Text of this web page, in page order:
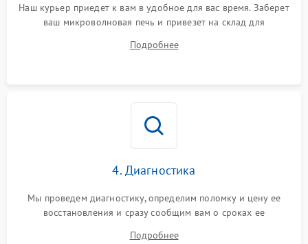
Наш курьер приедет к вам в удобное для вас время. Заберет
ваш микроволновая печь и привезет на склад для
Подробнее
4. Диагностика
Мы проведем диагностику, определим поломку и цену ее
восстановления и сразу сообщим вам о сроках ее
Подробнее